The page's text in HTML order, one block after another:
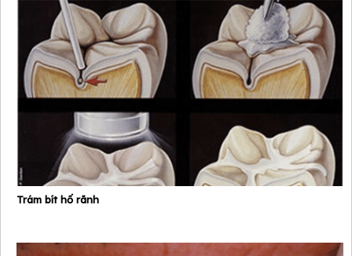
Trám bít hố rãnh